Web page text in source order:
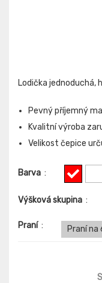
Lodička jednoduchá,
Pevný příjemný
Kvalitní výroba
Velikost čepice
Barva :
Výšková skupina :
Praní : Praní na